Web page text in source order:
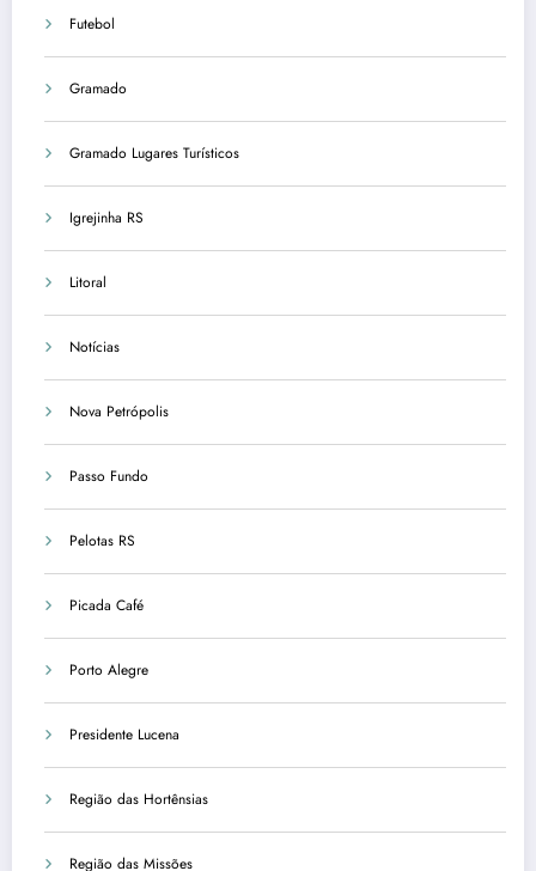
Futebol
Gramado
Gramado Lugares Turísticos
Igrejinha RS
Litoral
Notícias
Nova Petrópolis
Passo Fundo
Pelotas RS
Picada Café
Porto Alegre
Presidente Lucena
Região das Hortênsias
Região das Missões